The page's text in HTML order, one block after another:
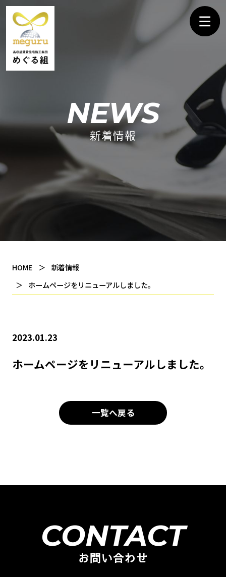
NEWS
新着情報
HOME
新着情報
ホームページをリニューアルしました。
2023.01.23
ホームページをリニューアルしました。
一覧へ戻る
CONTACT
お問い合わせ